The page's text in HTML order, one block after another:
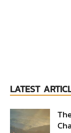
LATEST